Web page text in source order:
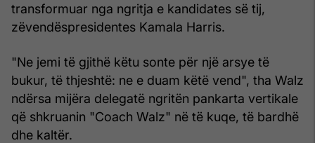
transformuar nga ngritja e kandidates së tij,
zëvendëspresidentes Kamala Harris.
"Ne jemi të gjithë këtu sonte për një arsye të
bukur, të thjeshtë: ne e duam këtë vend", tha Walz
ndërsa mijëra delegatë ngritën pankarta vertikale
që shkruanin "Coach Walz" në të kuqe, të bardhë
dhe kaltër.